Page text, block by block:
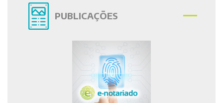
PUBLICAÇÕES